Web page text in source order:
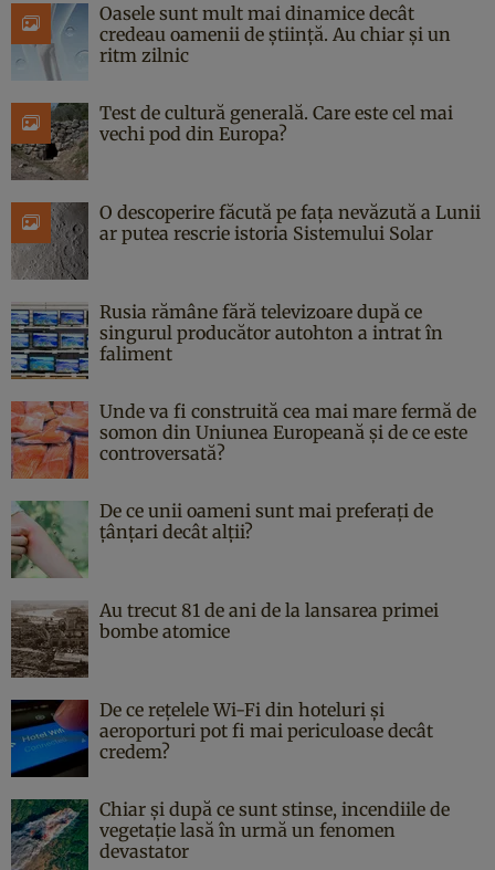
Oasele sunt mult mai dinamice decât
credeau oamenii de știință. Au chiar și un
ritm zilnic
Test de cultură generală. Care este cel mai
vechi pod din Europa?
O descoperire făcută pe fața nevăzută a Lunii
ar putea rescrie istoria Sistemului Solar
Rusia rămâne fără televizoare după ce
singurul producător autohton a intrat în
faliment
Unde va fi construită cea mai mare fermă de
somon din Uniunea Europeană și de ce este
controversată?
De ce unii oameni sunt mai preferați de
țânțari decât alții?
Au trecut 81 de ani de la lansarea primei
bombe atomice
De ce rețelele Wi-Fi din hoteluri și
aeroporturi pot fi mai periculoase decât
credem?
Chiar și după ce sunt stinse, incendiile de
vegetație lasă în urmă un fenomen
devastator